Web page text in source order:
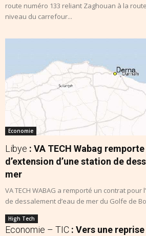
route numéro 133 reliant Zaghouan à la
niveau du carrefour...
Economie
Libye : VA TECH Wabag
d’extension d’une station de
mer
VA TECH WABAG a remporté un contrat pour
de dessalement d’eau de mer du Golfe de
High Tech
Economie – TIC : Vers une